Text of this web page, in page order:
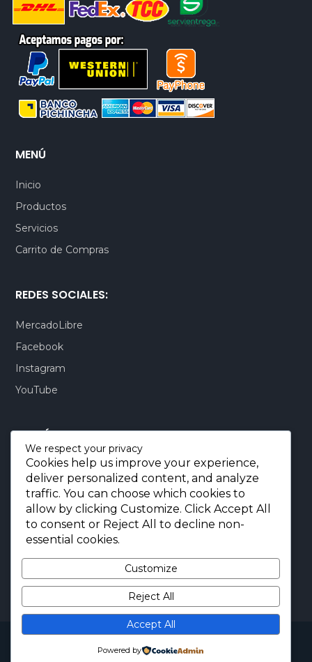
MENÚ
Inicio
Productos
Servicios
Carrito de Compras
REDES SOCIALES:
MercadoLibre
Facebook
Instagram
YouTube
CONTÁCTENOS:
Quito-Ecuador:+593 99 803 7777
Llamadas: +593 99 803 7777
Miami-USA: +1 (872) 295 6069
E-mail.:info@borjaimportaciones.com
Copyright © 2026 BORJA Importaciones. All Rights
Diseñada porBORJA IMPORTACIONES
We respect your privacy
Cookies help us improve your experience,
deliver personalized content, and analyze
traffic. You can choose which cookies to
allow by clicking Customize. Click Accept All
to consent or Reject All
to decline non-
essential cookies.
Customize
Reject All
Accept All
Powered by